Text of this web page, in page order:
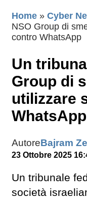
Home » Cyber
NSO Group di
contro WhatsApp
Un
Group di
utilizzare
WhatsApp
AutoreBajram
23 Ottobre 2025
Un tribunale
società